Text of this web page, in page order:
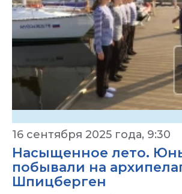
16 сентября 2025 года, 9:30
Насыщенное лето.
побывали на
Шпицберген